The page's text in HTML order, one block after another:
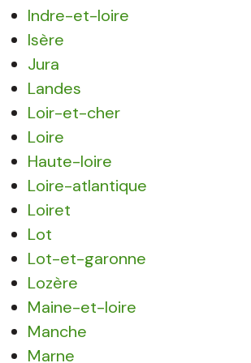
Indre-et-loire
Isère
Jura
Landes
Loir-et-cher
Loire
Haute-loire
Loire-atlantique
Loiret
Lot
Lot-et-garonne
Lozère
Maine-et-loire
Manche
Marne